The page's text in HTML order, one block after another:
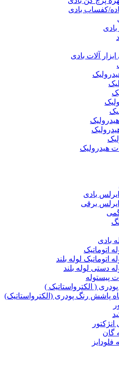
کفساب بادی
آلات بادی
هیدرولیک
بادی
برقی
بادی
اتوماتیک
اتوماتیک لوله بلند
دستی لوله بلند
پیستوله
( الکترواستاتیک )
پاشش رنگ پودری (الکترواستاتیک)
گان